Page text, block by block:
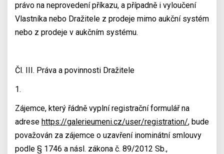
právo na neprovedení příkazu, a případně i vyloučení
Vlastníka nebo Dražitele z prodeje mimo aukční systém
nebo z prodeje v aukčním systému.
Čl. III. Práva a povinnosti Dražitele
1.
Zájemce, který řádně vyplní registrační formulář na
adrese https://galerieumeni.cz/user/registration/, bude
považován za zájemce o uzavření inominátní smlouvy
podle § 1746 a násl. zákona č. 89/2012 Sb.,